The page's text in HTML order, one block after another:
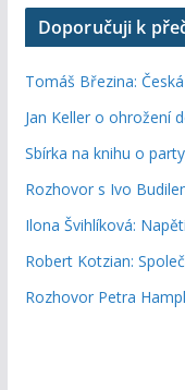
Doporučuji k
Tomáš Březina:
Jan Keller o ohrožení
Sbírka na knihu o
Rozhovor s Ivo
Ilona Švihlíková:
Robert Kotzian:
Rozhovor Petra